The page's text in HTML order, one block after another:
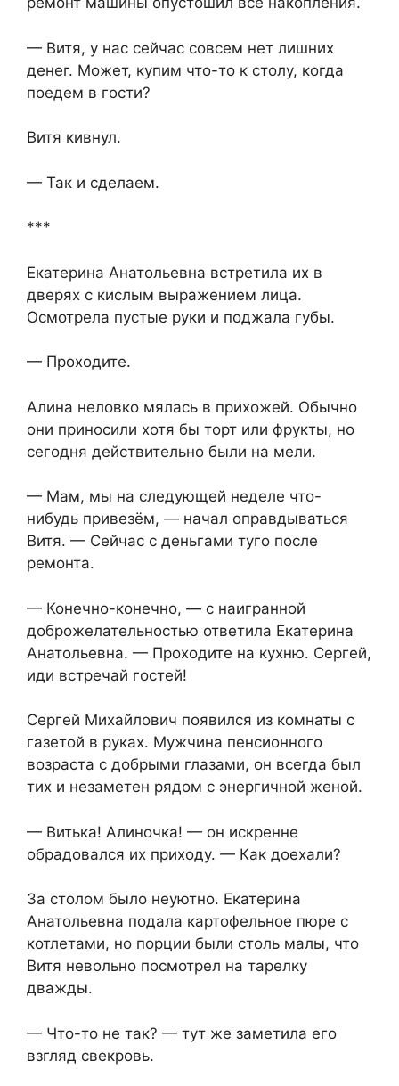
— Витя, у нас сейчас совсем нет лишних
денег. Может, купим что-то к столу, когда
поедем в гости?
Витя кивнул.
— Так и сделаем.
***
Екатерина Анатольевна встретила их в
дверях с кислым выражением лица.
Осмотрела пустые руки и поджала губы.
— Проходите.
Алина неловко мялась в прихожей. Обычно
они приносили хотя бы торт или фрукты, но
сегодня действительно были на мели.
— Мам, мы на следующей неделе что-
нибудь привезём, — начал оправдываться
Витя. — Сейчас с деньгами туго после
ремонта.
— Конечно-конечно, — с наигранной
доброжелательностью ответила Екатерина
Анатольевна. — Проходите на кухню. Сергей,
иди встречай гостей!
Сергей Михайлович появился из комнаты с
газетой в руках. Мужчина пенсионного
возраста с добрыми глазами, он всегда был
тих и незаметен рядом с энергичной женой.
— Витька! Алиночка! — он искренне
обрадовался их приходу. — Как доехали?
За столом было неуютно. Екатерина
Анатольевна подала картофельное пюре с
котлетами, но порции были столь малы, что
Витя невольно посмотрел на тарелку
дважды.
— Что-то не так? — тут же заметила его
взгляд свекровь.